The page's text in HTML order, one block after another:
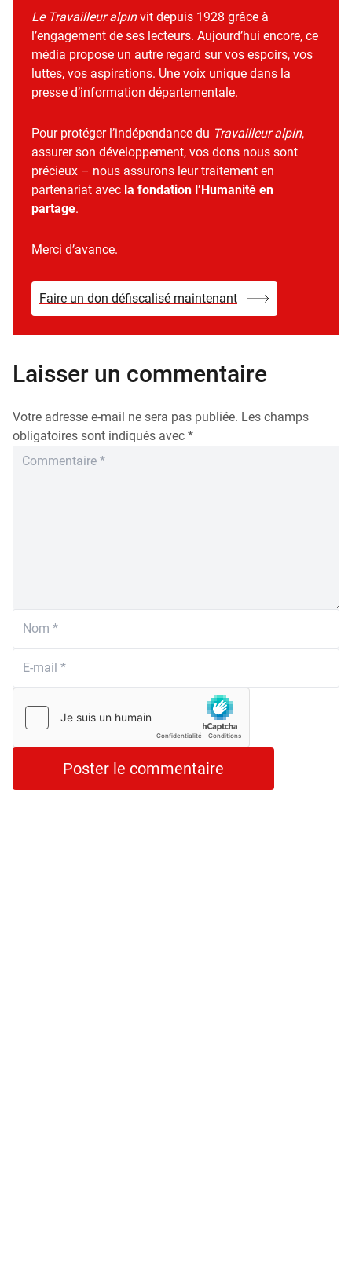
Le Travailleur alpinvit depuis 1928 grâce à
l’engagement de ses lecteurs. Aujourd’hui encore, ce
média propose un autre regard sur vos espoirs, vos
luttes, vos aspirations. Une voix unique dans la
presse d’information départementale.
Pour protéger l’indépendance du Travailleur alpin,
assurer son développement, vos dons nous sont
précieux – nous assurons leur traitement en
partenariat avec la fondation l’Humanité en
partage.
Merci d’avance.
Faire un don défiscalisé maintenant
Laisser un commentaire
Votre adresse e-mail ne sera pas publiée. Les champs
obligatoires sont indiqués avec *